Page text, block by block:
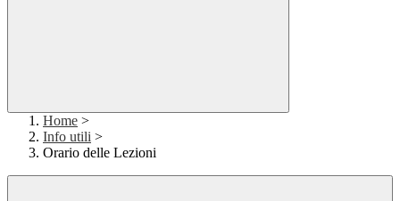
Home >
Info utili >
Orario delle Lezioni